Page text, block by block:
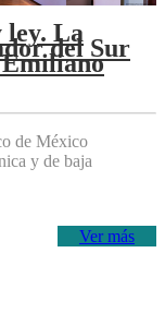
La
del Sur
Emiliano
de México
y de baja
Ver más